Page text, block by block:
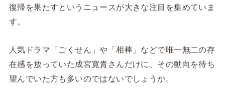
復帰を果たすというニュースが大きな注目を集めていま
す。
人気ドラマ「ごくせん」や「相棒」などで唯一無二の存
在感を放っていた成宮寛貴さんだけに、その動向を待ち
望んでいた方も多いのではないでしょうか。